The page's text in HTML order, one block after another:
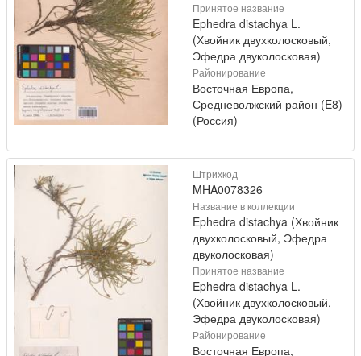
Принятое название
Ephedra distachya L.
(Хвойник двухколосковый,
Эфедра двуколосковая)
Районирование
Восточная Европа,
Средневолжский район (E8)
(Россия)
Штрихкод
MHA0078326
Название в коллекции
Ephedra distachya (Хвойник
двухколосковый, Эфедра
двуколосковая)
Принятое название
Ephedra distachya L.
(Хвойник двухколосковый,
Эфедра двуколосковая)
Районирование
Восточная Европа,